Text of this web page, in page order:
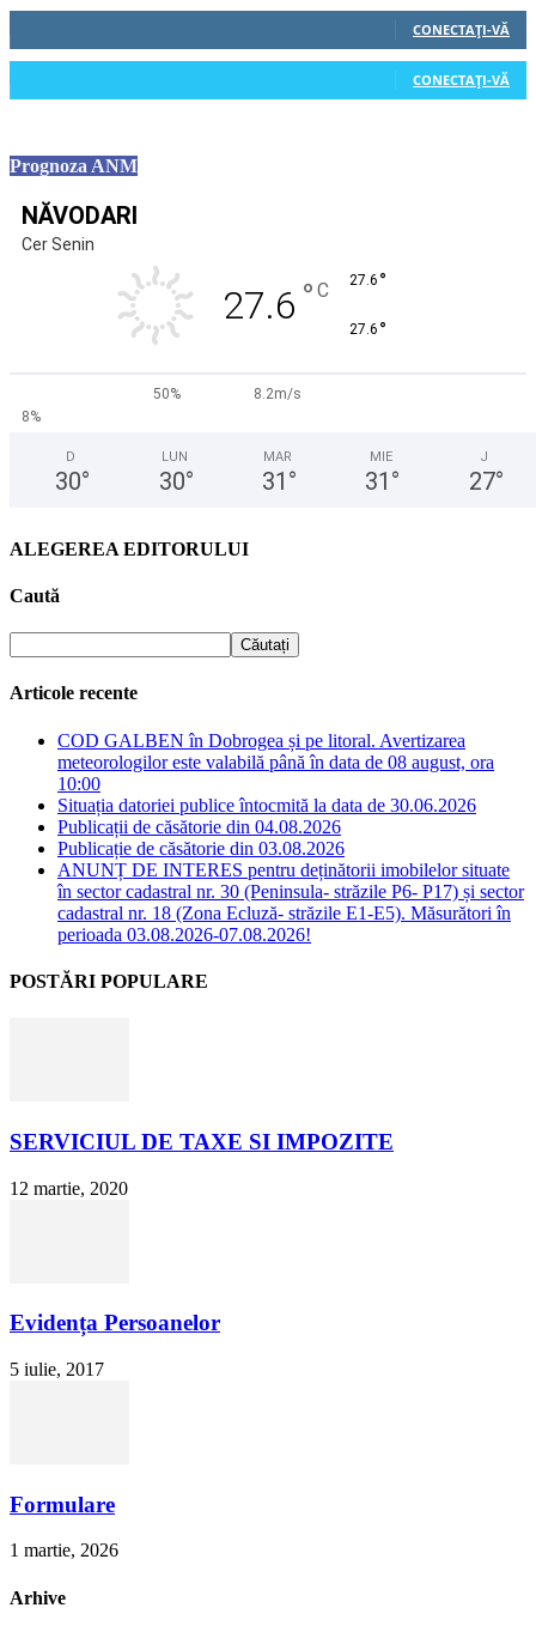
CONECTAȚI-VĂ
CONECTAȚI-VĂ
Prognoza ANM
NĂVODARI
Cer Senin
27.6 ° C 27.6 °
27.6 °
50%
8.2m/s
8%
D
30°
LUN
30°
MAR
31 °
MIE
31 °
J
27°
ALEGEREA EDITORULUI
Caută
Articole recente
COD GALBEN în Dobrogea și pe litoral. Avertizarea
meteorologilor este valabilă până în data de 08 august, ora
10:00
Situația datoriei publice întocmită la data de 30.06.2026
Publicații de căsătorie din 04.08.2026
Publicație de căsătorie din 03.08.2026
ANUNȚ DE INTERES pentru deținătorii imobilelor situate
în sector cadastral nr. 30 (Peninsula- străzile P6- P17) și sector
cadastral nr. 18 (Zona Ecluză- străzile E1-E5). Măsurători în
perioada 03.08.2026-07.08.2026!
POSTĂRI POPULARE
SERVICIUL DE TAXE SI IMPOZITE
12 martie, 2020
Evidența Persoanelor
5 iulie, 2017
Formulare
1 martie, 2026
Arhive